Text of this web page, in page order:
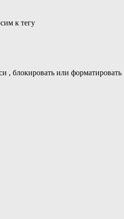
к тегу
, блокировать или форматировать